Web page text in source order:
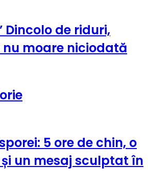
Dincolo de riduri,
moare niciodată
5 ore de chin, o
un mesaj sculptat în